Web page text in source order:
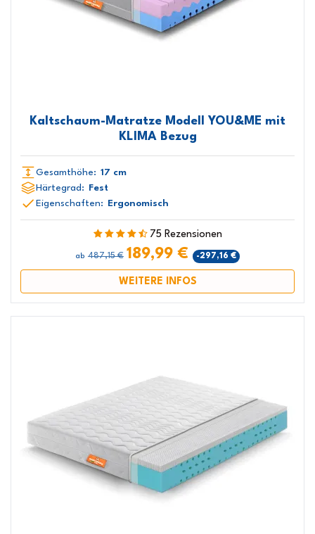
Kaltschaum-Matratze Modell YOU&ME mit
KLIMA Bezug
Gesamthöhe: 17 cm
Härtegrad: Fest
Eigenschaften: Ergonomisch
75 Rezensionen
ab 487,15 € 189,99 € -297,16 €
WEITERE INFOS